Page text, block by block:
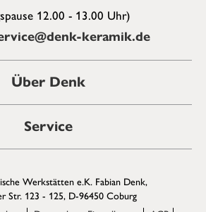
12.00 - 13.00 Uhr)
keramik.de
Über Denk
Service
Werkstätten e.K. Fabian Denk,
Str. 123 - 125, D-96450 Coburg